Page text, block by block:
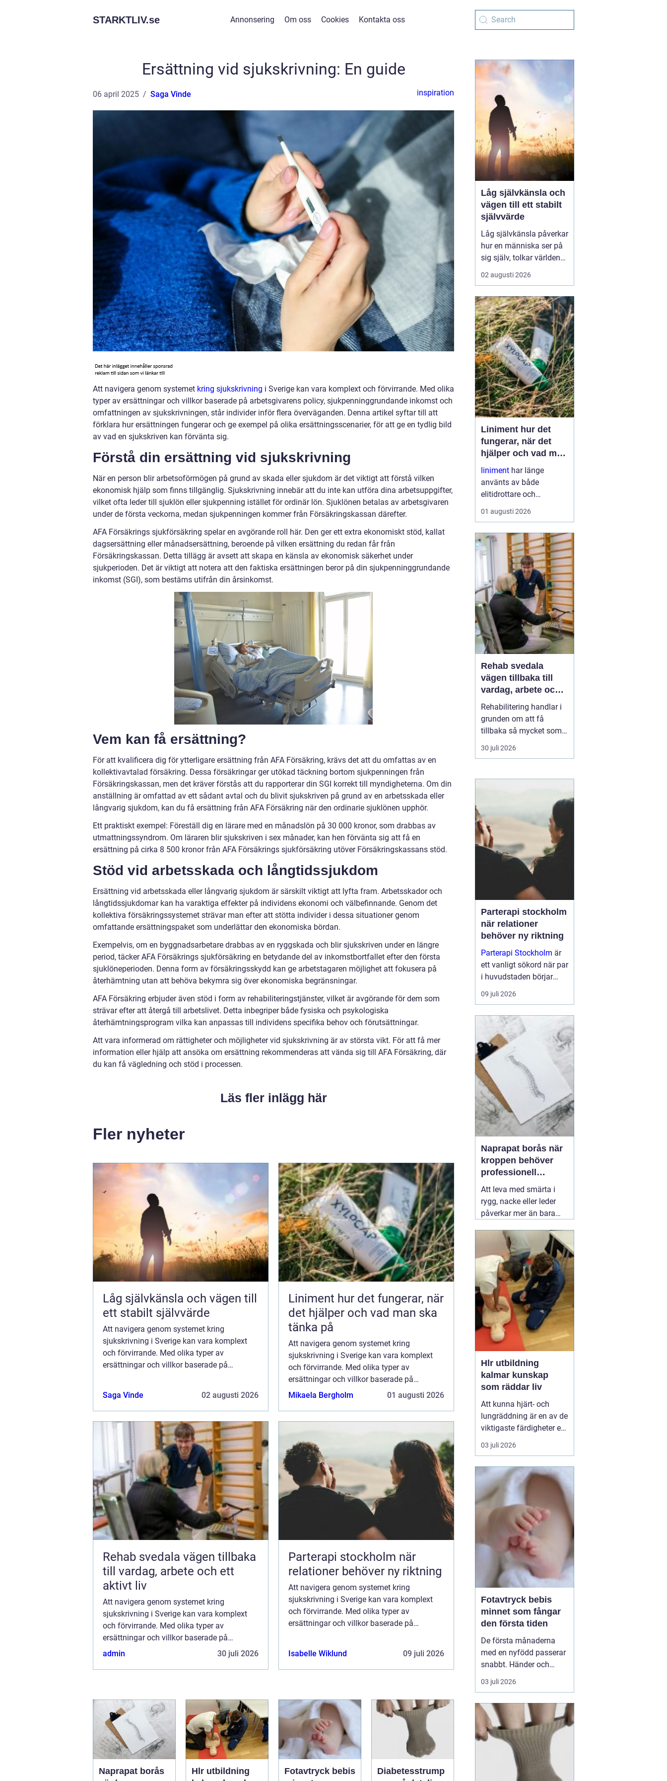
STARKTLIV.se Annonsering Om oss Cookies Kontakta oss
Ersättning vid sjukskrivning: En guide
06 april 2025 Saga Vinde inspiration
Att navigera genom systemet kring sjukskrivning i Sverige kan vara komplext och förvirrande. Med olika
typer av ersättningar och villkor baserade på arbetsgivarens policy, sjukpenninggrundande inkomst och
omfattningen av sjukskrivningen, står individer inför flera överväganden. Denna artikel syftar till att
förklara hur ersättningen fungerar och ge exempel på olika ersättningsscenarier, för att ge en tydlig bild
av vad en sjukskriven kan förvänta sig.
Förstå din ersättning vid sjukskrivning
När en person blir arbetsoförmögen på grund av skada eller sjukdom är det viktigt att förstå vilken
ekonomisk hjälp som finns tillgänglig. Sjukskrivning innebär att du inte kan utföra dina arbetsuppgifter,
vilket ofta leder till sjuklön eller sjukpenning istället för ordinär lön. Sjuklönen betalas av arbetsgivaren
under de första veckorna, medan sjukpenningen kommer från Försäkringskassan därefter.
AFA Försäkrings sjukförsäkring spelar en avgörande roll här. Den ger ett extra ekonomiskt stöd, kallat
dagsersättning eller månadsersättning, beroende på vilken ersättning du redan får från
Försäkringskassan. Detta tillägg är avsett att skapa en känsla av ekonomisk säkerhet under
sjukperioden. Det är viktigt att notera att den faktiska ersättningen beror på din sjukpenninggrundande
inkomst (SGI), som bestäms utifrån din årsinkomst.
Vem kan få ersättning?
För att kvalificera dig för ytterligare ersättning från AFA Försäkring, krävs det att du omfattas av en
kollektivavtalad försäkring. Dessa försäkringar ger utökad täckning bortom sjukpenningen från
Försäkringskassan, men det kräver förstås att du rapporterar din SGI korrekt till myndigheterna. Om din
anställning är omfattad av ett sådant avtal och du blivit sjukskriven på grund av en arbetsskada eller
långvarig sjukdom, kan du få ersättning från AFA Försäkring när den ordinarie sjuklönen upphör.
Ett praktiskt exempel: Föreställ dig en lärare med en månadslön på 30 000 kronor, som drabbas av
utmattningssyndrom. Om läraren blir sjukskriven i sex månader, kan hen förvänta sig att få en
ersättning på cirka 8 500 kronor från AFA Försäkrings sjukförsäkring utöver Försäkringskassans stöd.
Stöd vid arbetsskada och långtidssjukdom
Ersättning vid arbetsskada eller långvarig sjukdom är särskilt viktigt att lyfta fram. Arbetsskador och
långtidssjukdomar kan ha varaktiga effekter på individens ekonomi och välbefinnande. Genom det
kollektiva försäkringssystemet strävar man efter att stötta individer i dessa situationer genom
omfattande ersättningspaket som underlättar den ekonomiska bördan.
Exempelvis, om en byggnadsarbetare drabbas av en ryggskada och blir sjukskriven under en längre
period, täcker AFA Försäkrings sjukförsäkring en betydande del av inkomstbortfallet efter den första
sjuklöneperioden. Denna form av försäkringsskydd kan ge arbetstagaren möjlighet att fokusera på
återhämtning utan att behöva bekymra sig över ekonomiska begränsningar.
AFA Försäkring erbjuder även stöd i form av rehabiliteringstjänster, vilket är avgörande för dem som
strävar efter att återgå till arbetslivet. Detta inbegriper både fysiska och psykologiska
återhämtningsprogram vilka kan anpassas till individens specifika behov och förutsättningar.
Att vara informerad om rättigheter och möjligheter vid sjukskrivning är av största vikt. För att få mer
information eller hjälp att ansöka om ersättning rekommenderas att vända sig till AFA Försäkring, där
du kan få vägledning och stöd i processen.
Läs fler inlägg här
Fler nyheter
Låg självkänsla och vägen till
ett stabilt självvärde
Att navigera genom systemet kring
sjukskrivning i Sverige kan vara komplext
och förvirrande. Med olika typer av
ersättningar och villkor baserade på
omfattningen av sjukskrivning...
Saga Vinde 02 augusti 2026
Liniment hur det fungerar, när
det hjälper och vad man ska
tänka på
Att navigera genom systemet kring
sjukskrivning i Sverige kan vara komplext
och förvirrande. Med olika typer av
ersättningar och villkor baserade på
arbetsgivarens policy,
Mikaela Bergholm 01 augusti 2026
Rehab svedala vägen tillbaka
till vardag, arbete och ett
aktivt liv
Att navigera genom systemet kring
sjukskrivning i Sverige kan vara komplext
och förvirrande. Med olika typer av
ersättningar och villkor baserade på
arbetsgivarens policy,
admin 30 juli 2026
Parterapi stockholm när
relationer behöver ny riktning
Att navigera genom systemet kring
sjukskrivning i Sverige kan vara komplext
och förvirrande. Med olika typer av
ersättningar och villkor baserade på
omfattningen av sjukskrivning...
Isabelle Wiklund 09 juli 2026
Naprapat borås
Hlr utbildning
Fotavtryck bebis
Diabetesstrump
Låg självkänsla och
vägen till ett stabilt
självvärde
Låg självkänsla påverkar
hur en människa ser på
sig själv, tolkar världen
och tar beslut i
vardagen. Många lever
att aldrig vara riktigt
tillräckliga, även om allt
...
02 augusti 2026
Liniment hur det
fungerar, när det
hjälper och vad man
ska tänka på
liniment har länge
använts av både
elitidrottare och
vardagsmotionärer för
att lindra stelhet, värk
finns moderna, mer
skonsamma produkter
som kombinerar klassisk
funktion med ny
forskning. ...
01 augusti 2026
Rehab svedala
vägen tillbaka till
vardag, arbete och
ett aktivt liv
Rehabilitering handlar i
grunden om att få
tillbaka så mycket som
möjligt av styrka,
rörlighet och ork efter
långvariga besvär. I
samlad, trygg och
lättillgänglig vård inom
rehab där fysioterap...
30 juli 2026
Parterapi stockholm
när relationer
behöver ny riktning
Parterapi Stockholm är
ett vanligt sökord när par
i huvudstaden börjar
känna att något inte
längre fungerar som
vardag. Många upplever
återkommande bråk,
tystnad eller en känsla
av att...
09 juli 2026
Naprapat borås när
kroppen behöver
professionell
manuell behandling
Att leva med smärta i
rygg, nacke eller leder
påverkar mer än bara
sämre, humöret sjunker
och vardagssaker som
att bära matkassar eller
leka med barnen känns
tunga. Här kan en
03 juli
2026
Hlr utbildning
kalmar kunskap
som räddar liv
Att kunna hjärt- och
lungräddning är en av de
viktigaste färdigheter en
människa kan ha. Varje
år drabbas tusentals
plötsligt hjärtstopp,
luftvägsstopp eller andra
akuta tillstånd. Den som
står bredvid har ofta
bara sekunder på ...
03 juli 2026
Fotavtryck bebis
minnet som fångar
den första tiden
De första månaderna
med en nyfödd passerar
snabbt. Händer och
fötter som är mindre än
någon kunnat föreställa
bara finns just nu och ett
lugn som ofta märks
först i efterhand. Många
föräldrar vill spara något
mer än foton, något...
03 juli 2026